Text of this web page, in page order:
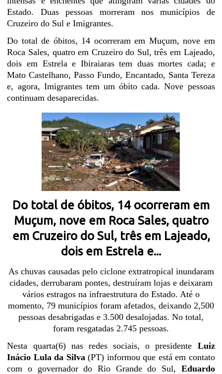
Estado. Duas pessoas morreram nos municípios de
Cruzeiro do Sul e Imigrantes.
Do total de óbitos, 14 ocorreram em Muçum, nove em
Roca Sales, quatro em Cruzeiro do Sul, três em Lajeado,
dois em Estrela e Ibiraiaras tem duas mortes cada; e
Mato Castelhano, Passo Fundo, Encantado, Santa Tereza
e, agora, Imigrantes tem um óbito cada. Nove pessoas
continuam desaparecidas.
Do total de óbitos, 14 ocorreram em
Muçum, nove em Roca Sales, quatro
em Cruzeiro do Sul, três em Lajeado,
dois em Estrela e...
As chuvas causadas pelo ciclone extratropical inundaram
cidades, derrubaram pontes, destruíram lojas e deixaram
vários estragos na infraestrutura do Estado. Até o
momento, 79 municípios foram afetados, deixando 2,500
pessoas desabrigadas e 3.500 desalojadas. No total,
foram resgatadas 2.745 pessoas.
Nesta quarta(6) nas redes sociais, o presidente Luiz
Inácio Lula da Silva(PT) informou que está em contato
com o governador do Rio Grande do Sul, Eduardo